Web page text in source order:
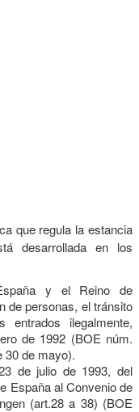
que regula la estancia
desarrollada en los
y el Reino de
de personas, el tránsito
ilegalmente,
de 1992 (BOE núm.
30 de mayo).
de julio de 1993, del
España al Convenio de
(art.28 a 38) (BOE